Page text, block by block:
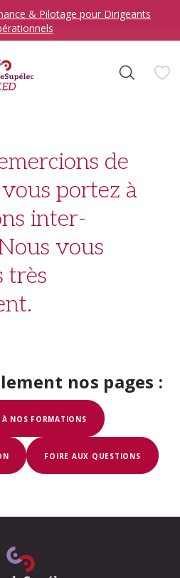
numérique : l’essentiel en 1 jour
& Pilotage pour Dirigeants
former en
de
portez à
inter-
vous
très
nos pages :
À NOS FORMATIONS
FOIRE AUX QUESTIONS